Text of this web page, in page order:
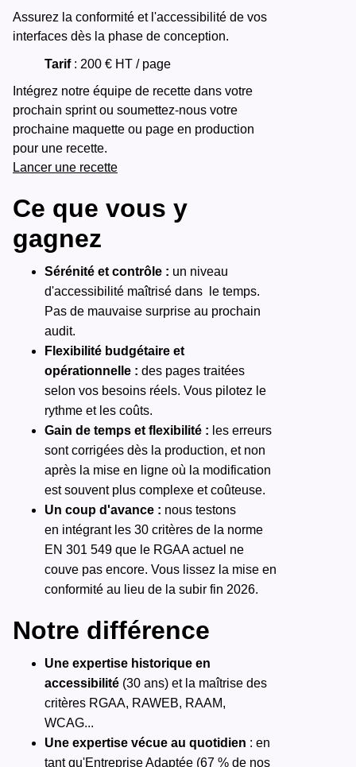
Assurez la conformité et l'accessibilité de vos
interfaces dès la phase de conception.
Tarif : 200 € HT / page
Intégrez notre équipe de recette dans votre
prochain sprint ou soumettez-nous votre
prochaine maquette ou page en production
pour une recette.
Lancer une recette
Ce que vous y
gagnez
Sérénité et contrôle : un niveau
d'accessibilité maîtrisé dans le temps.
Pas de mauvaise surprise au prochain
audit.
Flexibilité budgétaire et
opérationnelle : des pages traitées
selon vos besoins réels. Vous pilotez le
rythme et les coûts.
Gain de temps et flexibilité : les erreurs
sont corrigées dès la production, et non
après la mise en ligne où la modification
est souvent plus complexe et coûteuse.
Un coup d'avance : nous testons
en intégrant les 30 critères de la norme
EN 301 549 que le RGAA actuel ne
couve pas encore. Vous lissez la mise en
conformité au lieu de la subir fin 2026.
Notre différence
Une expertise historique en
accessibilité (30 ans) et la maîtrise des
critères RGAA, RAWEB, RAAM,
WCAG...
Une expertise vécue au quotidien : en
tant qu'Entreprise Adaptée (67 % de nos